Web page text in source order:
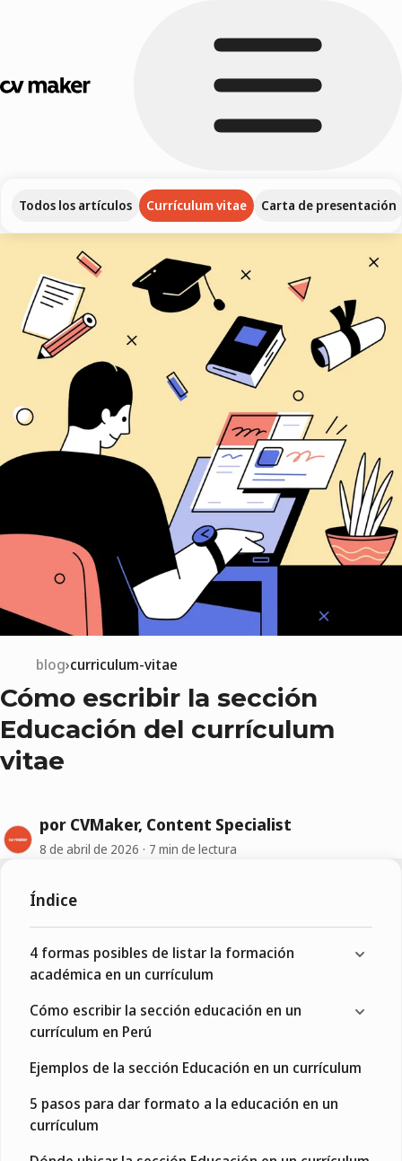
Todos los artículos Currículum vitae Carta de presentación
blog curriculum-vitae
Cómo escribir la sección
Educación del currículum
vitae
por CVMaker, Content Specialist
8 de abril de 2026 7 min de lectura
Índice
4 formas posibles de listar la formación
académica en un currículum
Cómo escribir la sección educación en un
currículum en Perú
Ejemplos de la sección Educación en un currículum
5 pasos para dar formato a la educación en un
currículum